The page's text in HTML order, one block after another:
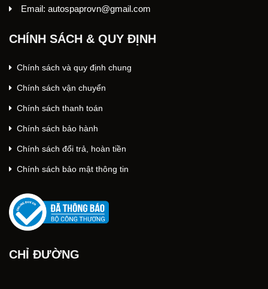
Email: autospaprovn@gmail.com
CHÍNH SÁCH & QUY ĐỊNH
Chính sách và quy định chung
Chính sách vận chuyển
Chính sách thanh toán
Chính sách bảo hành
Chính sách đổi trả, hoàn tiền
Chính sách bảo mật thông tin
CHỈ ĐƯỜNG